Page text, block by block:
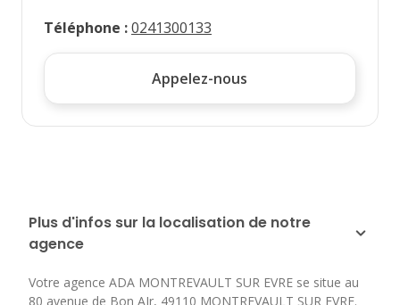
Téléphone :0241300133
Appelez-nous
Plus d'infos sur la localisation de notre
agence
Votre agence ADA MONTREVAULT SUR EVRE se situe au
80 avenue de Bon AIr, 49110 MONTREVAULT SUR EVRE.